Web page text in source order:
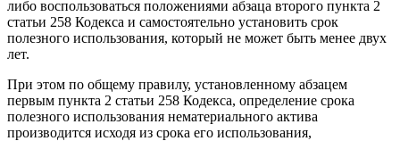
либо воспользоваться положениями абзаца второго пункта 2
статьи 258 Кодекса и самостоятельно установить срок
полезного использования, который не может быть менее двух
лет.
При этом по общему правилу, установленному абзацем
первым пункта 2 статьи 258 Кодекса, определение срока
полезного использования нематериального актива
производится исходя из срока его использования,